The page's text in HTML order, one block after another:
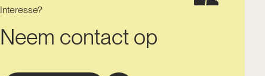
Interesse?
Neem contact op